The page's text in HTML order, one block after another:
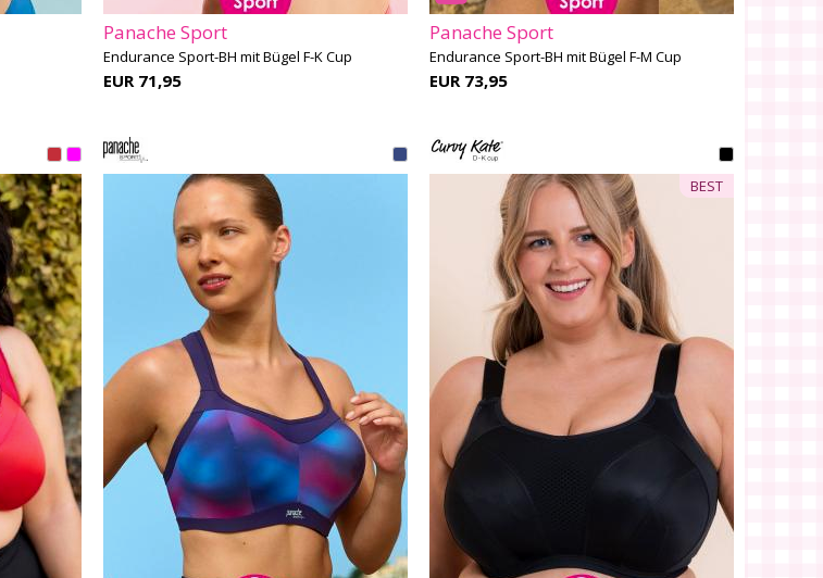
Panache Sport
Endurance Sport-BH mit Bügel F-K Cup
EUR 71,95
Panache Sport
Endurance Sport-BH mit Bügel F-M Cup
EUR 73,95
BEST